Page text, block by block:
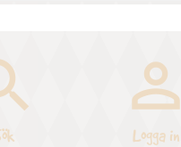

Logga in